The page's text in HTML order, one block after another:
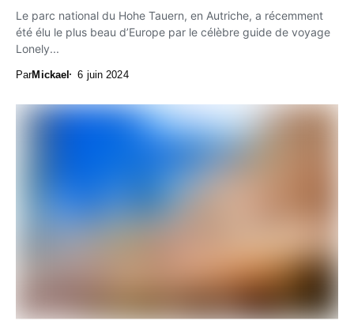
Le parc national du Hohe Tauern, en Autriche, a récemment
été élu le plus beau d’Europe par le célèbre guide de voyage
Lonely...
ParMickael 6 juin 2024